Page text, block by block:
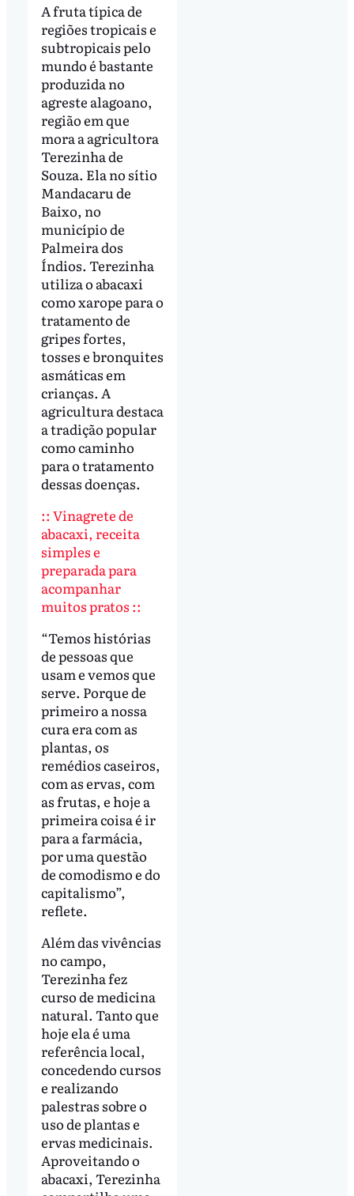
A fruta típica de
regiões tropicais e
subtropicais pelo
mundo é bastante
produzida no
agreste alagoano,
região em que
mora a agricultora
Terezinha de
Souza. Ela no sítio
Mandacaru de
Baixo, no
município de
Palmeira dos
Índios. Terezinha
utiliza o abacaxi
como xarope para o
tratamento de
gripes fortes,
tosses e bronquites
asmáticas em
crianças. A
agricultura destaca
a tradição popular
como caminho
para o tratamento
dessas doenças.
:: Vinagrete de
abacaxi, receita
simples e
preparada para
acompanhar
muitos pratos ::
“Temos histórias
de pessoas que
usam e vemos que
serve. Porque de
primeiro a nossa
cura era com as
plantas, os
remédios caseiros,
com as ervas, com
as frutas, e hoje a
primeira coisa é ir
para a farmácia,
por uma questão
de comodismo e do
capitalismo”,
reflete.
Além das vivências
no campo,
Terezinha fez
curso de medicina
natural. Tanto que
hoje ela é uma
referência local,
concedendo cursos
e realizando
palestras sobre o
uso de plantas e
ervas medicinais.
Aproveitando o
abacaxi, Terezinha